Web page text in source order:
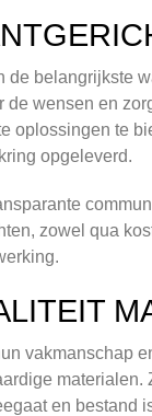
de belangrijkste
de wensen en
oplossingen te
opgeleverd.
zowel qua
vakmanschap
materialen.
en bestand